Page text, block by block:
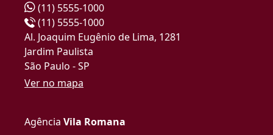
(11) 5555-1000
(11) 5555-1000
Al. Joaquim Eugênio de Lima, 1281
Jardim Paulista
São Paulo - SP
Ver no mapa
Agência Vila Romana